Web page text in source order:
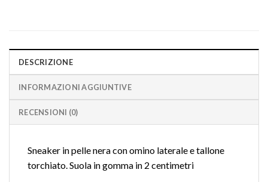
DESCRIZIONE
INFORMAZIONI AGGIUNTIVE
RECENSIONI (0)
Sneaker in pelle nera con omino laterale e tallone
torchiato. Suola in gomma in 2 centimetri